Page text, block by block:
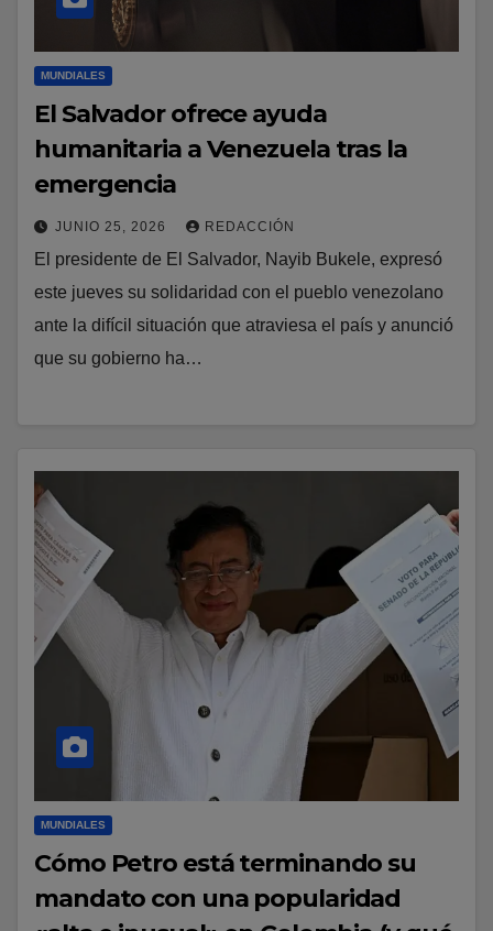
MUNDIALES
El Salvador ofrece ayuda
humanitaria a Venezuela tras la
emergencia
JUNIO 25, 2026 REDACCIÓN
El presidente de El Salvador, Nayib Bukele, expresó
este jueves su solidaridad con el pueblo venezolano
ante la difícil situación que atraviesa el país y anunció
que su gobierno ha…
MUNDIALES
Cómo Petro está terminando su
mandato con una popularidad